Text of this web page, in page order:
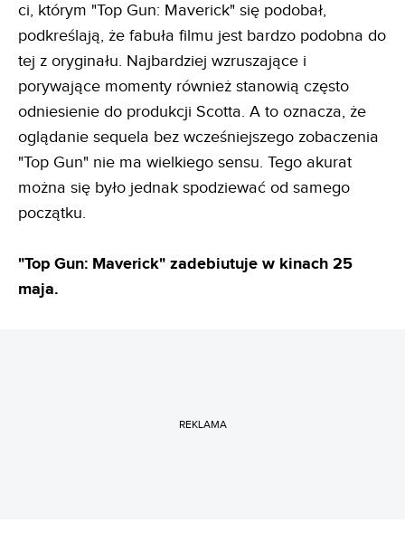
ci, którym "Top Gun: Maverick" się podobał,
podkreślają, że fabuła filmu jest bardzo podobna do
tej z oryginału. Najbardziej wzruszające i
porywające momenty również stanowią często
odniesienie do produkcji Scotta. A to oznacza, że
oglądanie sequela bez wcześniejszego zobaczenia
"Top Gun" nie ma wielkiego sensu. Tego akurat
można się było jednak spodziewać od samego
początku.
"Top Gun: Maverick" zadebiutuje w kinach 25
maja.
REKLAMA